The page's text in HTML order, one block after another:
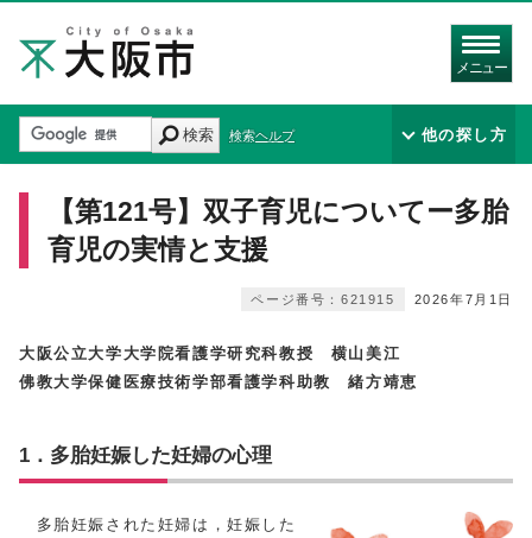
メニュー
検索 検索ヘルプ 他の探し方
【第121号】双子育児についてー多胎
育児の実情と支援
2026年7月1日
ページ番号：621915
大阪公立大学大学院看護学研究科教授 横山美江
佛教大学保健医療技術学部看護学科助教 緒方靖恵
1．多胎妊娠した妊婦の心理
多胎妊娠された妊婦は，妊娠した